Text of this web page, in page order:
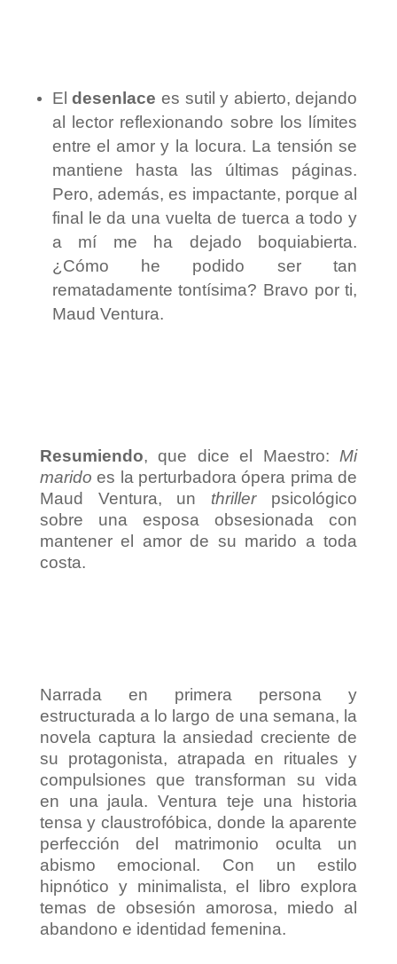
Eldesenlace es sutil y abierto, dejando
al lector reflexionando sobre los límites
entre el amor y la locura. La tensión se
mantiene hasta las últimas páginas.
Pero, además, es impactante, porque al
final le da una vuelta de tuerca a todo y
a mí me ha dejado boquiabierta.
¿Cómo he podido ser tan
rematadamente tontísima? Bravo por ti,
Maud Ventura.
Resumiendo, que dice el Maestro: Mi
maridoes la perturbadora ópera prima de
Maud Ventura, un thriller psicológico
sobre una esposa obsesionada con
mantener el amor de su marido a toda
costa.
Narrada en primera persona y
estructurada a lo largo de una semana, la
novela captura la ansiedad creciente de
su protagonista, atrapada en rituales y
compulsiones que transforman su vida
en una jaula. Ventura teje una historia
tensa y claustrofóbica, donde la aparente
perfección del matrimonio oculta un
abismo emocional. Con un estilo
hipnótico y minimalista, el libro explora
temas de obsesión amorosa, miedo al
abandono e identidad femenina.